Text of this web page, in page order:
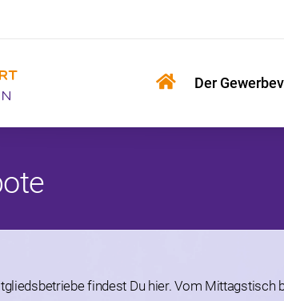
Der
findest Du hier. Vom Mittagstisch